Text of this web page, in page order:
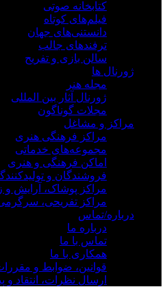
کتابخانه صوتی
فیلم‌های کوتاه
دانستنی‌های جهان
ترفندهای جالب
سالن بازی و تفریح
ژورنال ها
مجله هنر
ژورنال آثار بین المللی
مجلات گوناگون
مراکز و مشاغل
مراکز فرهنگی هنری
مجموعه‌های خدماتی
اماکن فرهنگی و هنری
فروشندگان و
مراکز پوشاک، آرایش و
مراکز تفریحی،
درباره/تماس
درباره ما
تماس با ما
همکاری با ما
قوانین، ضوابط و
ارسال نظرات، انتقاد و